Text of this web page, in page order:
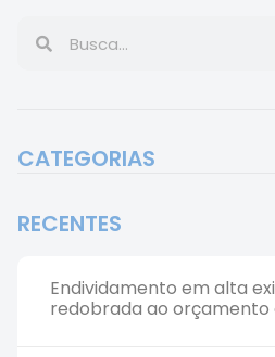
CATEGORIAS
RECENTES
Endividamento em alta
redobrada ao orçamento